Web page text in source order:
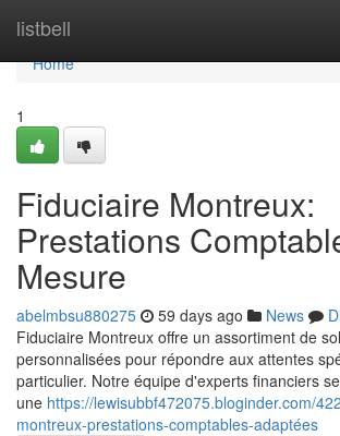
listbell
Home
Home
1
Fiduciaire Montreux:
Prestations
Mesure
abelmbsu880275 59 days ago News
Fiduciaire Montreux offre un assortiment de
personnalisées pour répondre aux attentes
particulier. Notre équipe d'experts financiers
une https://lewisubbf472075.bloginder.com/
montreux-prestations-comptables-adaptées